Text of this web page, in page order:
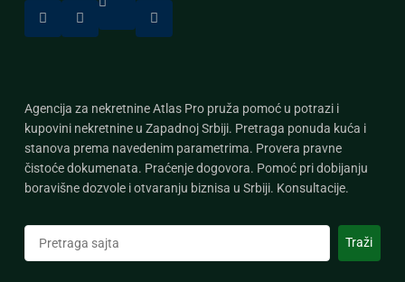
Agencija za nekretnine Atlas Pro pruža pomoć u potrazi i
kupovini nekretnine u Zapadnoj Srbiji. Pretraga ponuda kuća i
stanova prema navedenim parametrima. Provera pravne
čistoće dokumenata. Praćenje dogovora. Pomoć pri dobijanju
boravišne dozvole i otvaranju biznisa u Srbiji. Konsultacije.
Traži